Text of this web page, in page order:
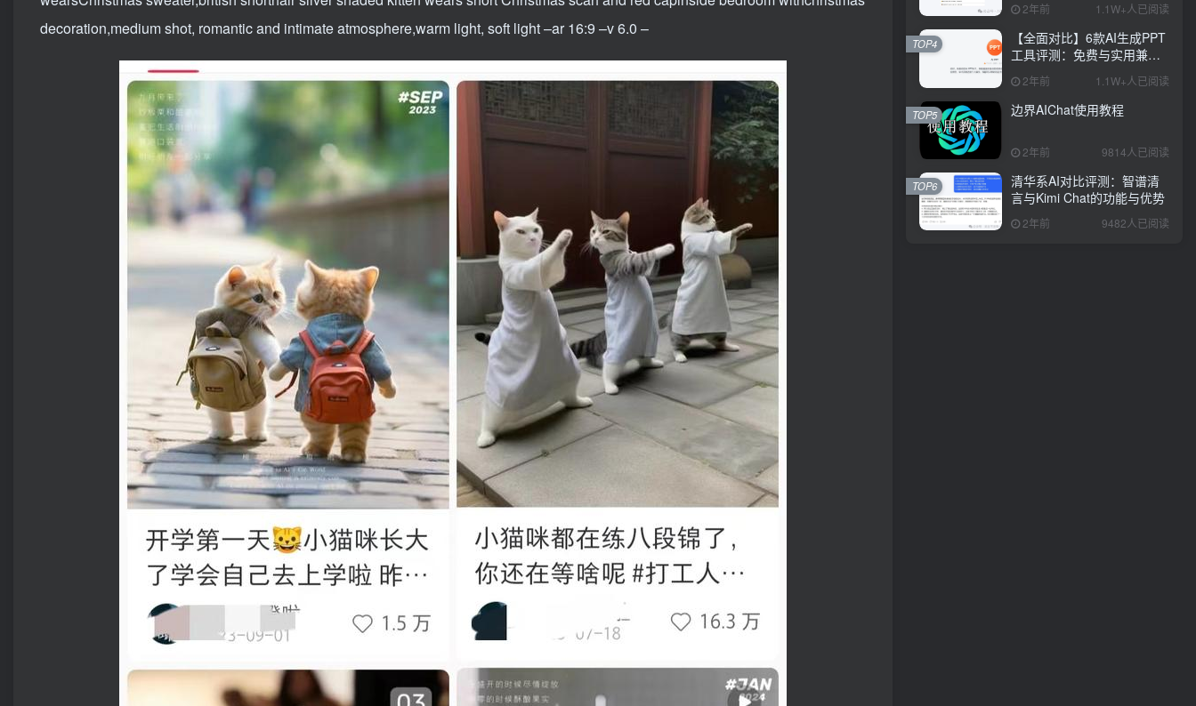
decoration,medium shot, romantic and intimate atmosphere,warm light, soft light –ar 16:9 –v 6.0 –
2年前 1.1W+人已阅读
【全面对比】6款AI生成PPT
工具评测：免费与实用兼
具，哪款更胜一筹？
2年前 1.1W+人已阅读
TOP4
边界AIChat使用教程
2年前 9814人已阅读
TOP5
清华系AI对比评测：智谱清
言与Kimi Chat的功能与优势
2年前 9482人已阅读
TOP6